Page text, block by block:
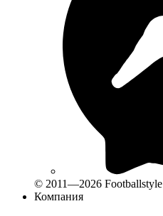
© 2011—2026 Footballstyle
Компания